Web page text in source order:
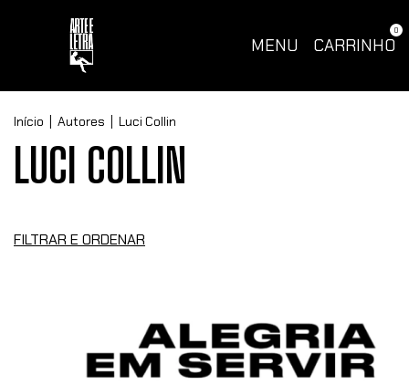
MENU CARRINHO
0
Início Autores Luci Collin
LUCI COLLIN
FILTRAR E ORDENAR